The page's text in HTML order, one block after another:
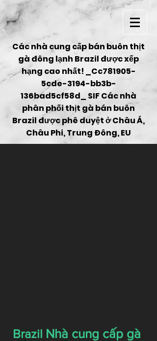
Các nhà cung cấp bán buôn thịt
gà đông lạnh Brazil được xếp
hạng cao nhất! _Cc781905-
5cde-3194-bb3b-
136bad5cf58d_ SIF Các nhà
phân phối thịt gà bán buôn
Brazil được phê duyệt ở Châu Á,
Châu Phi, Trung Đông, EU
Brazil Nhà cung cấp gà